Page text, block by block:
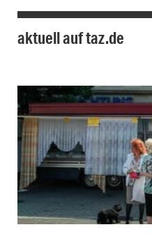
aktuell auf taz.de